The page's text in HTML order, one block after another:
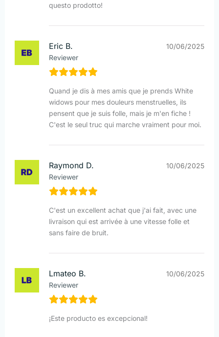
questo prodotto!
Eric B.
Reviewer
10/06/2025
Quand je dis à mes amis que je prends White
widows pour mes douleurs menstruelles, ils
pensent que je suis folle, mais je m'en fiche !
C'est le seul truc qui marche vraiment pour moi.
Raymond D.
Reviewer
10/06/2025
C'est un excellent achat que j'ai fait, avec une
livraison qui est arrivée à une vitesse folle et
sans faire de bruit.
Lmateo B.
Reviewer
10/06/2025
¡Este producto es excepcional!